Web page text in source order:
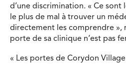
d’une discrimination. « Ce
le plus de mal à trouver un
directement les comprendre »,
porte de sa clinique n’est pas
« Les portes de Corydon